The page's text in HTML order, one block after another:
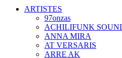
ARTISTES
97onzas
ACHILIFUNK
ANNA MIRA
AT VERSARIS
ARRE AK